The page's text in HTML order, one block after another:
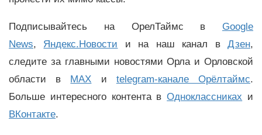
Подписывайтесь на ОрелТаймс в Google
News, Яндекс.Новости и на наш канал вДзен,
следите за главными новостями Орла и Орловской
области в MAX и telegram-канале Орёлтаймс.
Больше интересного контента вОдноклассниках и
ВКонтакте.